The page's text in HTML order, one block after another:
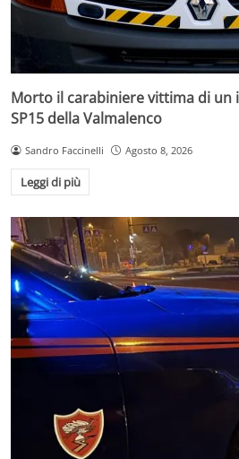
Morto il carabiniere vittima di un
SP15 della Valmalenco
Sandro Faccinelli Agosto 8, 2026
Leggi di più